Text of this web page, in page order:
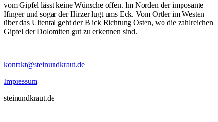
vom Gipfel lässt keine Wünsche offen. Im Norden der imposante
Ifinger und sogar der Hirzer lugt ums Eck. Vom Ortler im Westen
über das Ultental geht der Blick Richtung Osten, wo die zahlreichen
Gipfel der Dolomiten gut zu erkennen sind.
kontakt@steinundkraut.de
Impressum
steinundkraut.de